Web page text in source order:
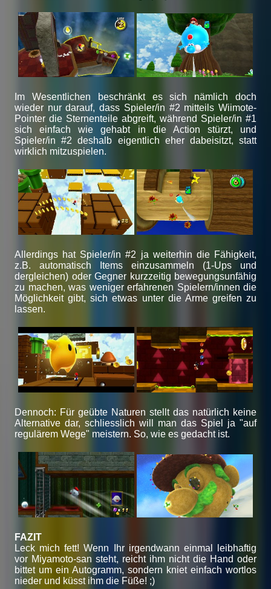
Im Wesentlichen beschränkt es sich nämlich doch
wieder nur darauf, dass Spieler/in #2 mitteils Wiimote-
Pointer die Sternenteile abgreift, während Spieler/in #1
sich einfach wie gehabt in die Action stürzt, und
Spieler/in #2 deshalb eigentlich eher dabeisitzt, statt
wirklich mitzuspielen.
Allerdings hat Spieler/in #2 ja weiterhin die Fähigkeit,
z.B. automatisch Items einzusammeln (1-Ups und
dergleichen) oder Gegner kurzzeitig bewegungsunfähig
zu machen, was weniger erfahrenen Spielern/innen die
Möglichkeit gibt, sich etwas unter die Arme greifen zu
lassen.
Dennoch: Für geübte Naturen stellt das natürlich keine
Alternative dar, schliesslich will man das Spiel ja "auf
regulärem Wege" meistern. So, wie es gedacht ist.
FAZIT
Leck mich fett! Wenn Ihr irgendwann einmal leibhaftig
vor Miyamoto-san steht, reicht ihm nicht die Hand oder
bittet um ein Autogramm, sondern kniet einfach wortlos
nieder und küsst ihm die Füße! ;)